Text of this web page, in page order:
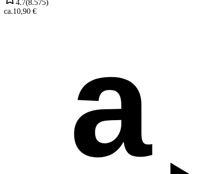
4.7(8.575)
ca.10,90 €
a